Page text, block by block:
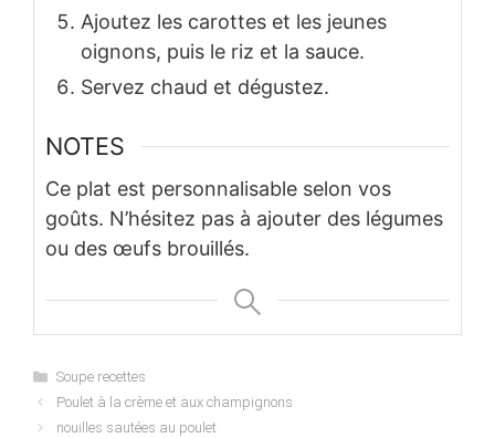
Ajoutez les carottes et les jeunes
oignons, puis le riz et la sauce.
Servez chaud et dégustez.
NOTES
Ce plat est personnalisable selon vos
goûts. N’hésitez pas à ajouter des légumes
ou des œufs brouillés.
Categories
Soupe recettes
Poulet à la crème et aux champignons
nouilles sautées au poulet